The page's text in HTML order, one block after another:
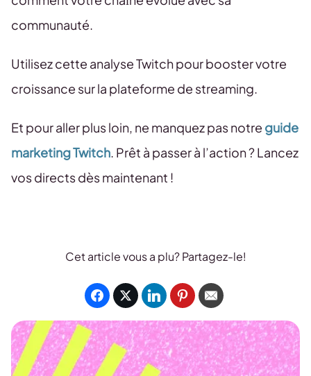
communauté.
Utilisez cette analyse Twitch pour booster votre
croissance sur la plateforme de streaming.
Et pour aller plus loin, ne manquez pas notre guide
marketing Twitch. Prêt à passer à l’action ? Lancez
vos directs dès maintenant !
Cet article vous a plu? Partagez-le!